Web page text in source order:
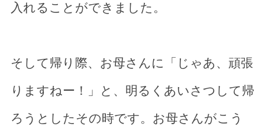
入れることができました。
そして帰り際、お母さんに「じゃあ、頑張
りますねー！」と、明るくあいさつして帰
ろうとしたその時です。お母さんがこう